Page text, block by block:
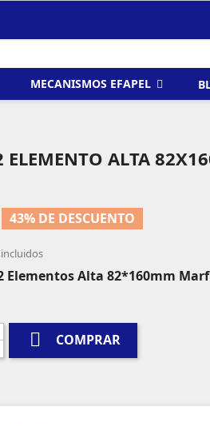
MECANISMOS EFAPEL
ELEMENTO ALTA
43% DE DESCUENTO
Elementos Alta 82*160mm
 COMPRAR